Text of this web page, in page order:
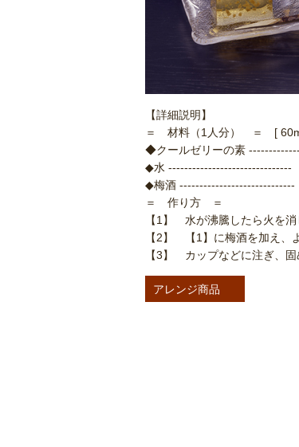
【詳細説明】
＝ 材料（1人分） ＝ [
◆クールゼリーの素
◆水
◆梅酒
＝ 作り方 ＝
【1】 水が沸騰したら火を消
【2】 【1】に梅酒を加え、
【3】 カップなどに注ぎ、固
アレンジ商品